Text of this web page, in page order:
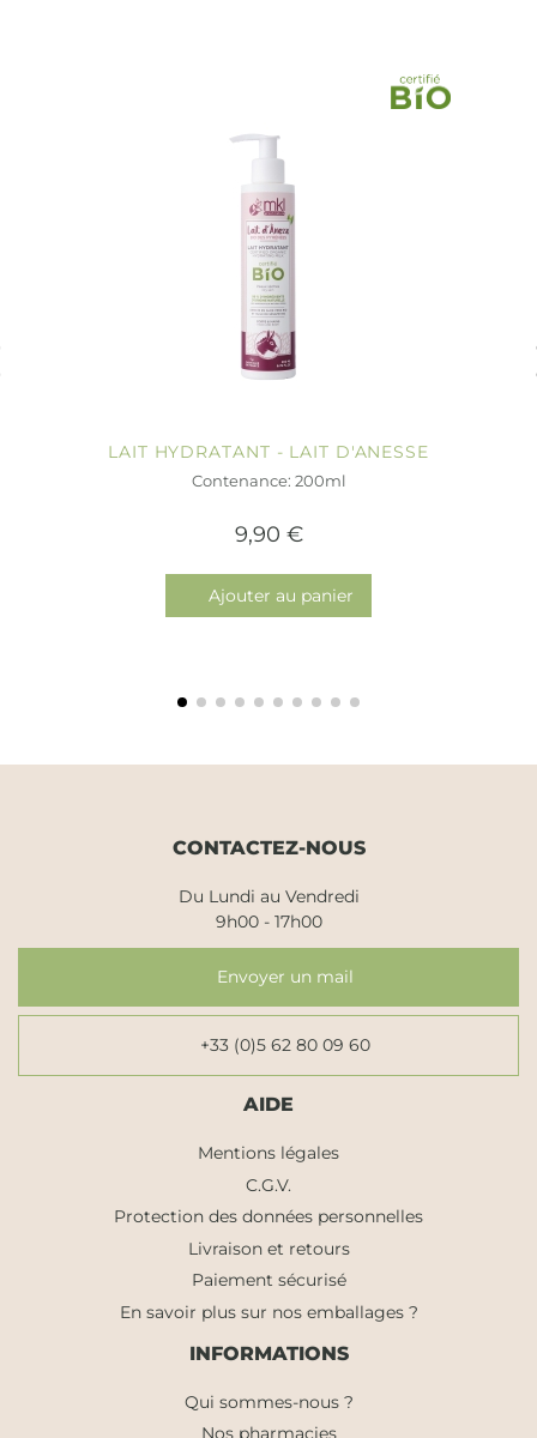
LAIT HYDRATANT - LAIT D'ANESSE
Contenance: 200ml
9,90 €
Ajouter au panier
CONTACTEZ-NOUS
Du Lundi au Vendredi
9h00 - 17h00
Envoyer un mail
+33 (0)5 62 80 09 60
AIDE
Mentions légales
C.G.V.
Protection des données personnelles
Livraison et retours
Paiement sécurisé
En savoir plus sur nos emballages ?
INFORMATIONS
Qui sommes-nous ?
Nos pharmacies